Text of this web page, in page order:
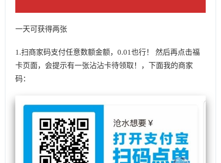
一天可获得两张
1.扫商家码支付任意数额金额，0.01也行！ 然后再点击福
卡页面，会提示有一张沾沾卡待领取！，下面我的商家
码：